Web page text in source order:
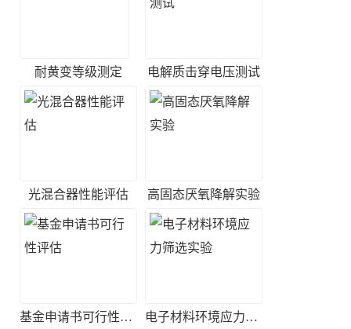
耐黄变等级测定 电解质击穿电压测试
光混合器性能评估 高固态厌氧降解实验
基金申请书可行性评估 电子材料环境应力筛选实验